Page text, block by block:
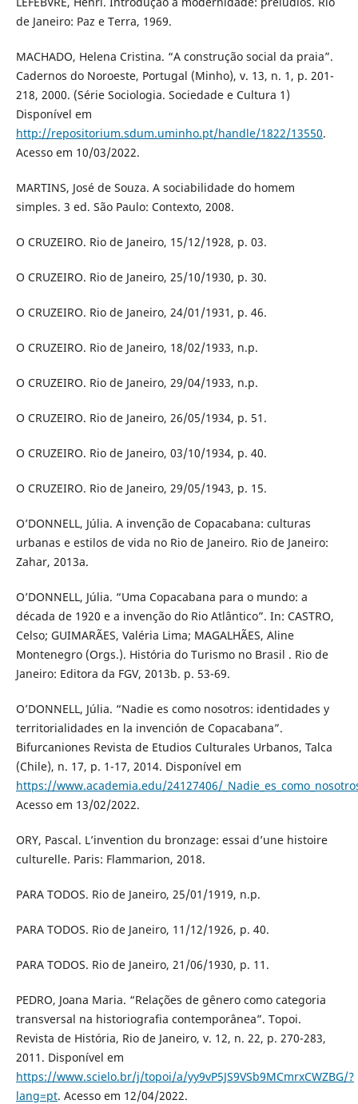
de Janeiro: Paz e Terra, 1969.
MACHADO, Helena Cristina. “A construção social da praia”.
Cadernos do Noroeste, Portugal (Minho), v. 13, n. 1, p. 201-
218, 2000. (Série Sociologia. Sociedade e Cultura 1)
Disponível em
http://repositorium.sdum.uminho.pt/handle/1822/13550.
Acesso em 10/03/2022.
MARTINS, José de Souza. A sociabilidade do homem
simples. 3 ed. São Paulo: Contexto, 2008.
O CRUZEIRO. Rio de Janeiro, 15/12/1928, p. 03.
O CRUZEIRO. Rio de Janeiro, 25/10/1930, p. 30.
O CRUZEIRO. Rio de Janeiro, 24/01/1931, p. 46.
O CRUZEIRO. Rio de Janeiro, 18/02/1933, n.p.
O CRUZEIRO. Rio de Janeiro, 29/04/1933, n.p.
O CRUZEIRO. Rio de Janeiro, 26/05/1934, p. 51.
O CRUZEIRO. Rio de Janeiro, 03/10/1934, p. 40.
O CRUZEIRO. Rio de Janeiro, 29/05/1943, p. 15.
O’DONNELL, Júlia. A invenção de Copacabana: culturas
urbanas e estilos de vida no Rio de Janeiro. Rio de Janeiro:
Zahar, 2013a.
O’DONNELL, Júlia. “Uma Copacabana para o mundo: a
década de 1920 e a invenção do Rio Atlântico”. In: CASTRO,
Celso; GUIMARÃES, Valéria Lima; MAGALHÃES, Aline
Montenegro (Orgs.). História do Turismo no Brasil . Rio de
Janeiro: Editora da FGV, 2013b. p. 53-69.
O’DONNELL, Júlia. “Nadie es como nosotros: identidades y
territorialidades en la invención de Copacabana”.
Bifurcaniones Revista de Etudios Culturales Urbanos, Talca
(Chile), n. 17, p. 1-17, 2014. Disponível em
https://www.academia.edu/24127406/
Acesso em 13/02/2022.
ORY, Pascal. L’invention du bronzage: essai d’une histoire
culturelle. Paris: Flammarion, 2018.
PARA TODOS. Rio de Janeiro, 25/01/1919, n.p.
PARA TODOS. Rio de Janeiro, 11/12/1926, p. 40.
PARA TODOS. Rio de Janeiro, 21/06/1930, p. 11.
PEDRO, Joana Maria. “Relações de gênero como categoria
transversal na historiografia contemporânea”. Topoi.
Revista de História, Rio de Janeiro, v. 12, n. 22, p. 270-283,
2011. Disponível em
https://www.scielo.br/j/topoi/a/yy9vP5JS9VSb9MCmrxCWZBG/?
lang=pt. Acesso em 12/04/2022.